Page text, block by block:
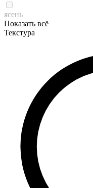
ясень
Показать всё
Текстура